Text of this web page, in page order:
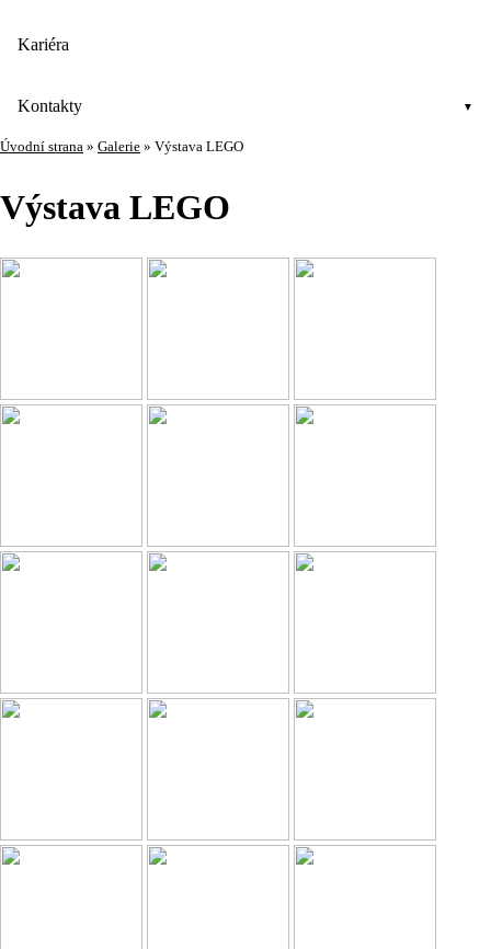
Kariéra
Kontakty
Úvodní strana » Galerie » Výstava LEGO
Výstava LEGO